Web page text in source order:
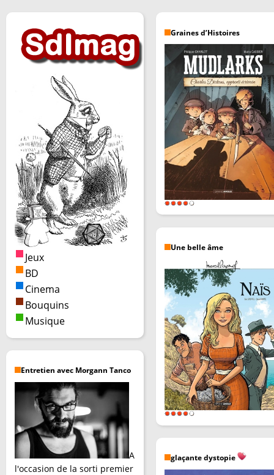
Jeux
BD
Cinema
Bouquins
Musique
Entretien avec Morgann Tanco
A
l'occasion de la sorti premier
Graines d’Histoires
Une belle âme
glaçante dystopie